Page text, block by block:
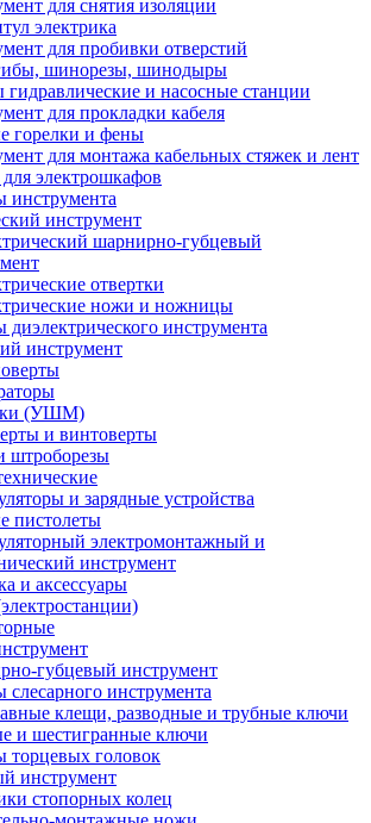
для снятия изоляции
электрика
для пробивки отверстий
шинорезы, шинодыры
гидравлические и насосные станции
для прокладки кабеля
горелки и фены
для монтажа кабельных стяжек и лент
электрошкафов
инструмента
инструмент
шарнирно-губцевый
отвертки
ножи и ножницы
диэлектрического инструмента
инструмент
(УШМ)
и винтоверты
штроборезы
и зарядные устройства
пистолеты
электромонтажный и
инструмент
и аксессуары
губцевый инструмент
слесарного инструмента
клещи, разводные и трубные ключи
и шестигранные ключи
торцевых головок
инструмент
стопорных колец